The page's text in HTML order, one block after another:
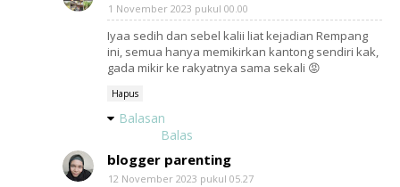
1 November 2023 pukul 00.00
Iyaa sedih dan sebel kalii liat kejadian Rempang
ini, semua hanya memikirkan kantong sendiri kak,
gada mikir ke rakyatnya sama sekali 😡
Hapus
Balasan
Balas
blogger parenting
12 November 2023 pukul 05.27